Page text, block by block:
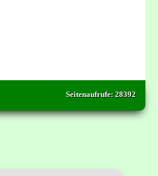
Seitenaufrufe: 28392